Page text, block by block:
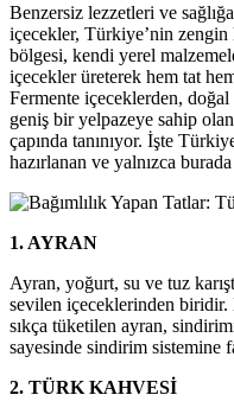
Benzersiz lezzetleri ve
içecekler, Türkiye’nin zengin
bölgesi, kendi yerel
içecekler üreterek hem tat
Fermente içeceklerden,
geniş bir yelpazeye sahip
çapında tanınıyor. İşte
hazırlanan ve yalnızca
1. AYRAN
Ayran, yoğurt, su ve tuz
sevilen içeceklerinden biridir.
sıkça tüketilen ayran,
sayesinde sindirim sistemine
2. TÜRK KAHVESİ